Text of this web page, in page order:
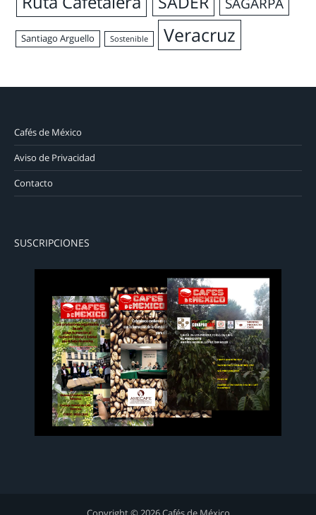
SAGARPA
Santiago Arguello Sostenible Veracruz
Cafés de México
Aviso de Privacidad
Contacto
SUSCRIPCIONES